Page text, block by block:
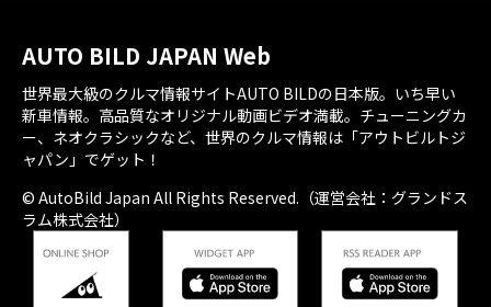
AUTO BILD JAPAN Web
世界最大級のクルマ情報サイトAUTO BILDの日本版。いち早い
新車情報。高品質なオリジナル動画ビデオ満載。チューニングカ
ー、ネオクラシックなど、世界のクルマ情報は「アウトビルトジ
ャパン」でゲット！
© AutoBild Japan All Rights Reserved.（運営会社：グランドス
ラム株式会社）